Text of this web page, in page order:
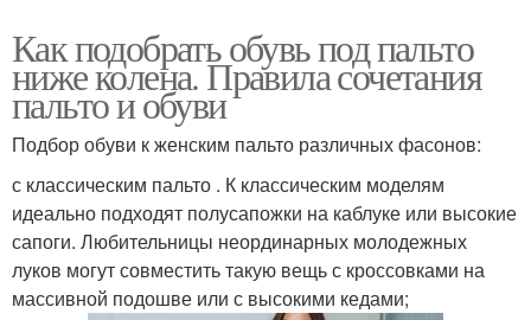
Как подобрать обувь под пальто
ниже колена. Правила сочетания
пальто и обуви
Подбор обуви к женским пальто различных фасонов:
с классическим пальто . К классическим моделям
идеально подходят полусапожки на каблуке или высокие
сапоги. Любительницы неординарных молодежных
луков могут совместить такую вещь с кроссовками на
массивной подошве или с высокими кедами;